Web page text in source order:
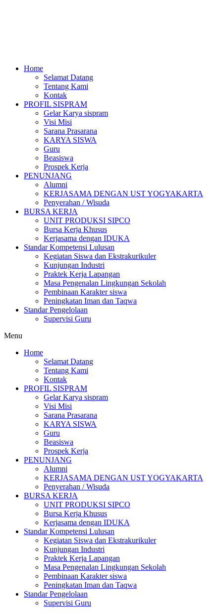
Home
Selamat Datang
Tentang Kami
Kontak
PROFIL SISPRAM
Gelar Karya sispram
Visi Misi
Sarana Prasarana
KARYA SISWA
Guru
Beasiswa
Prospek Kerja
PENUNJANG
Alumni
KERJASAMA DENGAN UST YOGYAKARTA
Penyerahan / Wisuda
BURSA KERJA
UNIT PRODUKSI SIPCO
Bursa Kerja Khusus
Kerjasama dengan IDUKA
Standar Kompetensi Lulusan
Kegiatan Siswa dan Ekstrakurikuler
Kunjungan Industri
Praktek Kerja Lapangan
Masa Pengenalan Lingkungan Sekolah
Pembinaan Karakter siswa
Peningkatan Iman dan Taqwa
Standar Pengelolaan
Supervisi Guru
Menu
Home
Selamat Datang
Tentang Kami
Kontak
PROFIL SISPRAM
Gelar Karya sispram
Visi Misi
Sarana Prasarana
KARYA SISWA
Guru
Beasiswa
Prospek Kerja
PENUNJANG
Alumni
KERJASAMA DENGAN UST YOGYAKARTA
Penyerahan / Wisuda
BURSA KERJA
UNIT PRODUKSI SIPCO
Bursa Kerja Khusus
Kerjasama dengan IDUKA
Standar Kompetensi Lulusan
Kegiatan Siswa dan Ekstrakurikuler
Kunjungan Industri
Praktek Kerja Lapangan
Masa Pengenalan Lingkungan Sekolah
Pembinaan Karakter siswa
Peningkatan Iman dan Taqwa
Standar Pengelolaan
Supervisi Guru